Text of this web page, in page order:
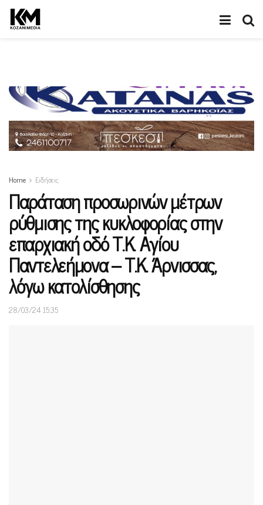
Home Ειδήσεις
Παράταση προσωρινών μέτρων
ρύθμισης της κυκλοφορίας στην
επαρχιακή οδό Τ.Κ. Αγίου
Παντελεήμονα – Τ.Κ. Άρνισσας,
λόγω κατολίσθησης
28/03/24 15:35